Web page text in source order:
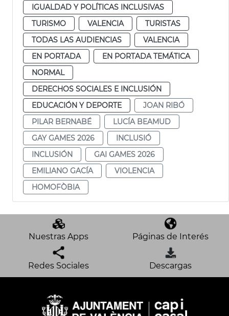
IGUALDAD Y POLÍTICAS INCLUSIVAS
TURISMO
VALENCIA
TURISTAS
TODAS LAS AUDIENCIAS
VALENCIA
EN PORTADA
EN PORTADA TEMÁTICA
NORMAL
DERECHOS SOCIALES E INCLUSIÓN
EDUCACIÓN Y DEPORTE
JOAN RIBÓ
PILAR BERNABÉ
LUCÍA BEAMUD
GAY GAMES 2026
INCLUSIÓ
INCLUSIÓN
GAI GAMES 2026
EMILIANO GACÍA
VIOLENCIA
HOMOFÒBIA
Nuestras Apps Páginas de Interés
Redes Sociales Descargas